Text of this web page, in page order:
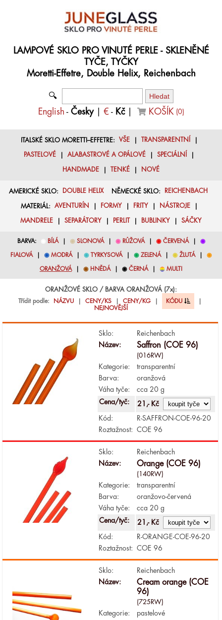
LAMPOVÉ SKLO PRO VINUTÉ PERLE - SKLENĚNÉ
TYČE, TYČKY
Moretti-Effetre, Double Helix, Reichenbach
🔍
English - Česky| € - Kč| KOŠÍK (0)
ITALSKÉ SKLO MORETTI–EFFETRE: VŠE| TRANSPARENTNÍ
PASTELOVÉ ALABASTROVÉ A OPÁLOVÉ SPECIÁLNÍ
HANDMADE TENKÉ NOVÉ
AMERICKÉ SKLO: DOUBLE HELIXNĚMECKÉ SKLO: REICHENBACH
MATERIÁL: AVENTURÍN FORMY FRITY NÁSTROJE|
MANDRELE SEPARÁTORY PERLIT BUBLINKY SÁČKY
BARVA: ◉ BÍLÁ| ◉ SLONOVÁ| ◉ RŮŽOVÁ| ◉ ČERVENÁ| ◉
FIALOVÁ| ◉ MODRÁ| ◉ TYRKYSOVÁ| ◉ ZELENÁ| ◉ ŽLUTÁ| ◉
ORANŽOVÁ| ◉ HNĚDÁ| ◉ ČERNÁ| ◉ MULTI
ORANŽOVÉ SKLO / BARVA ORANŽOVÁ (7x):
Třídit podle:
NÁZVU CENY/KS CENY/KG KÓDU
NEJNOVĚJŠÍ
Sklo:
Reichenbach
Název:
Saffron (COE 96)
(016RW)
Kategorie:
transparentní
Barva:
oranžová
Váha tyče:
cca 20 g
Cena/tyč:
21,- Kč
Kód:
R-SAFFRON-COE-96-20
Roztažnost:
COE 96
Sklo:
Reichenbach
Název:
Orange (COE 96)
(140RW)
Kategorie:
transparentní
Barva:
oranžovo-červená
Váha tyče:
cca 20 g
Cena/tyč:
21,- Kč
Kód:
R-ORANGE-COE-96-20
Roztažnost:
COE 96
Sklo:
Reichenbach
Název:
Cream orange (COE
96)
(725RW)
Kategorie:
pastelové